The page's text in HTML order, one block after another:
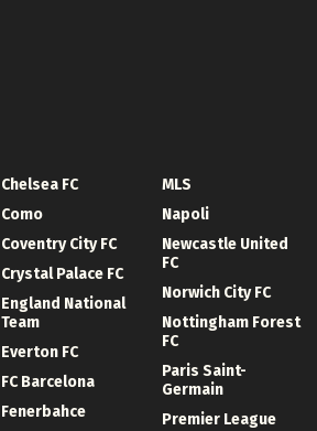
Chelsea FC
Como
Coventry City FC
Crystal Palace FC
England National
Team
Everton FC
FC Barcelona
Fenerbahce
MLS
Napoli
Newcastle United
FC
Norwich City FC
Nottingham Forest
FC
Paris Saint-
Germain
Premier League